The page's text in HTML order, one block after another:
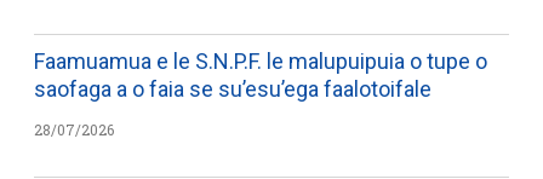
Faamuamua e le S.N.P.F. le malupuipuia o tupe o
saofaga a o faia se su’esu’ega faalotoifale
28/07/2026